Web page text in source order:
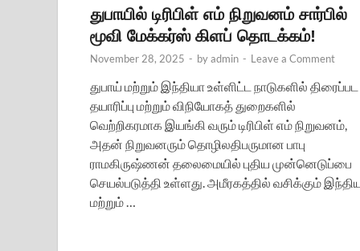
துபாயில் டிரிபிள் எம் நிறுவனம் சார்பில்
மூவி மேக்கர்ஸ் கிளப் தொடக்கம்!
November 28, 2025 - byadmin - Leave a Comment
துபாய் மற்றும் இந்தியா உள்ளிட்ட நாடுகளில் திரைப்பட
தயாரிப்பு மற்றும் விநியோகத் துறைகளில்
வெற்றிகரமாக இயங்கி வரும் டிரிபிள் எம் நிறுவனம்,
அதன் நிறுவனரும் தொழிலதிபருமான பாபு
ராமகிருஷ்ணன் தலைமையில் புதிய முன்னெடுப்பை
செயல்படுத்தி உள்ளது. அமீரகத்தில் வசிக்கும்
மற்றும் …